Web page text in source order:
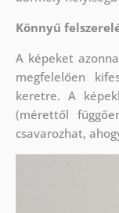
Könnyű
A képeket
megfelelően
keretre. A
(mérettől
csavarozhat,